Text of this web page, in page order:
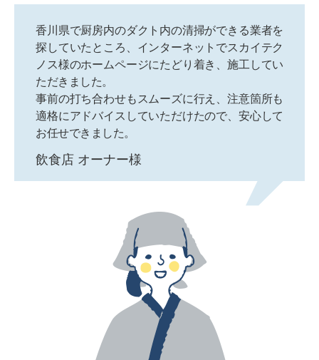
香川県で厨房内のダクト内の清掃ができる業者を
探していたところ、インターネットでスカイテク
ノス様のホームページにたどり着き、施工してい
ただきました。
事前の打ち合わせもスムーズに行え、注意箇所も
適格にアドバイスしていただけたので、安心して
お任せできました。
飲食店 オーナー様